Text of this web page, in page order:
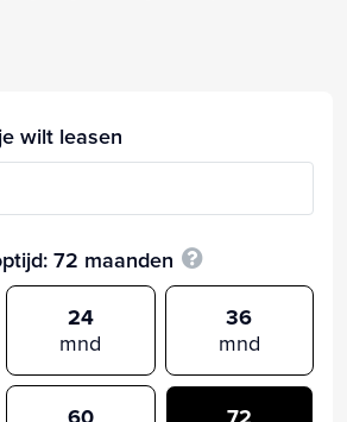
wilt leasen
72 maanden
24
mnd
36
mnd